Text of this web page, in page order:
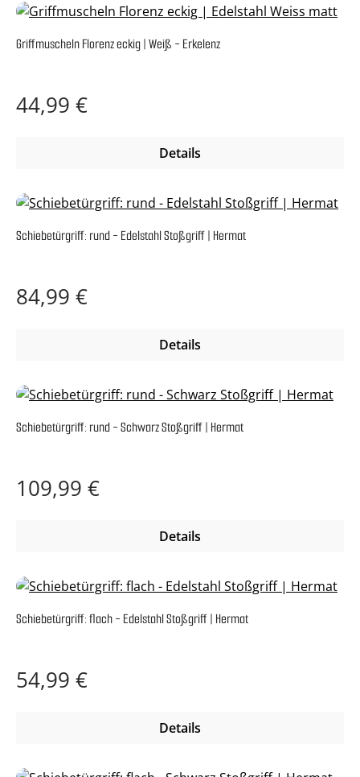
Griffmuscheln Florenz eckig | Weiß - Erkelenz
Regulärer Preis:
44,99 €
Details
Schiebetürgriff: rund - Edelstahl Stoßgriff | Hermat
Regulärer Preis:
84,99 €
Details
Schiebetürgriff: rund - Schwarz Stoßgriff | Hermat
Regulärer Preis:
109,99 €
Details
Schiebetürgriff: flach - Edelstahl Stoßgriff | Hermat
Regulärer Preis:
54,99 €
Details